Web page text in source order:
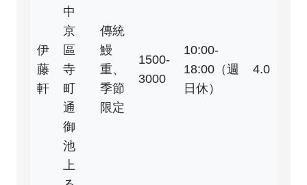
伊
藤
軒
中
京
區
寺
町
通
御
池
上
傳統
鰻
重、
季節
限定
1500-
3000
10:00-
18:00（週
日休）
4.0